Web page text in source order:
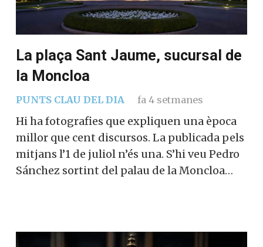
La plaça Sant Jaume, sucursal de
la Moncloa
PUNTS CLAU DEL DIA fa 4 setmanes
Hi ha fotografies que expliquen una època
millor que cent discursos. La publicada pels
mitjans l’1 de juliol n’és una. S’hi veu Pedro
Sánchez sortint del palau de la Moncloa…